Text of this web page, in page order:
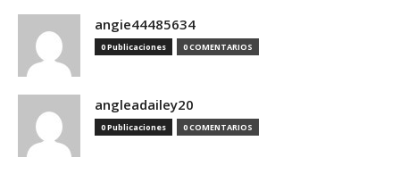
angie44485634
0 Publicaciones 0 COMENTARIOS
angleadailey20
0 Publicaciones 0 COMENTARIOS